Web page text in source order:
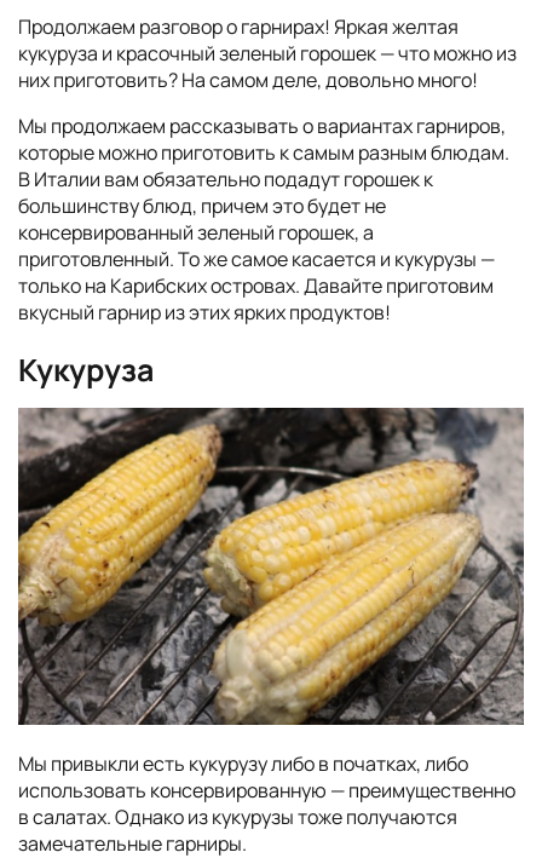
Продолжаем разговор о гарнирах! Яркая желтая
кукуруза и красочный зеленый горошек — что можно из
них приготовить? На самом деле, довольно много!
Мы продолжаем рассказывать о вариантах гарниров,
которые можно приготовить к самым разным блюдам.
В Италии вам обязательно подадут горошек к
большинству блюд, причем это будет не
консервированный зеленый горошек, а
приготовленный. То же самое касается и кукурузы —
только на Карибских островах. Давайте приготовим
вкусный гарнир из этих ярких продуктов!
Кукуруза
Мы привыкли есть кукурузу либо в початках, либо
использовать консервированную — преимущественно
в салатах. Однако из кукурузы тоже получаются
замечательные гарниры.